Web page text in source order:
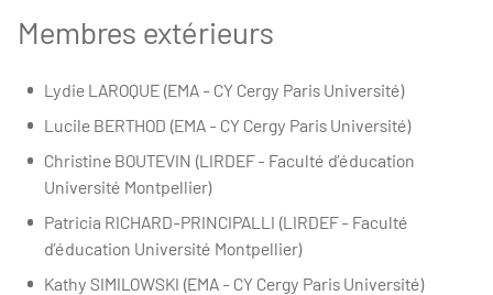
Membres extérieurs
Lydie LAROQUE (EMA - CY Cergy Paris Université)
Lucile BERTHOD (EMA - CY Cergy Paris Université)
Christine BOUTEVIN (LIRDEF - Faculté d’éducation
Université Montpellier)
Patricia RICHARD-PRINCIPALLI (LIRDEF - Faculté
d’éducation Université Montpellier)
Kathy SIMILOWSKI (EMA - CY Cergy Paris Université)